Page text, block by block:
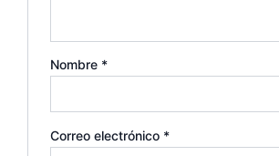
Nombre *
Correo electrónico *